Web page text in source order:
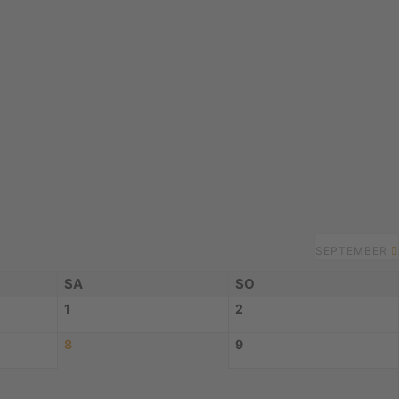
SEPTEMBER
SA SO
1 2
8 9